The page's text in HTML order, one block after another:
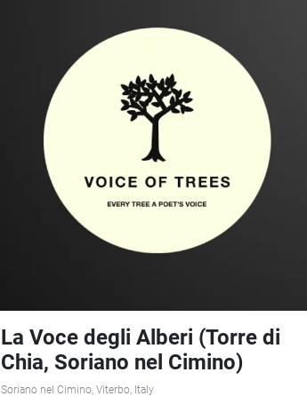
La Voce degli Alberi (Torre di
Chia, Soriano nel Cimino)
Soriano nel Cimino, Viterbo, Italy